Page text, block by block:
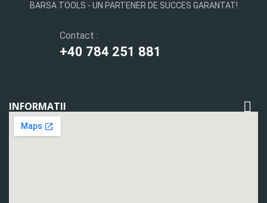
BARSA TOOLS - UN PARTENER DE SUCCES GARANTAT!
Contact :
+40 784 251 881
INFORMATII 